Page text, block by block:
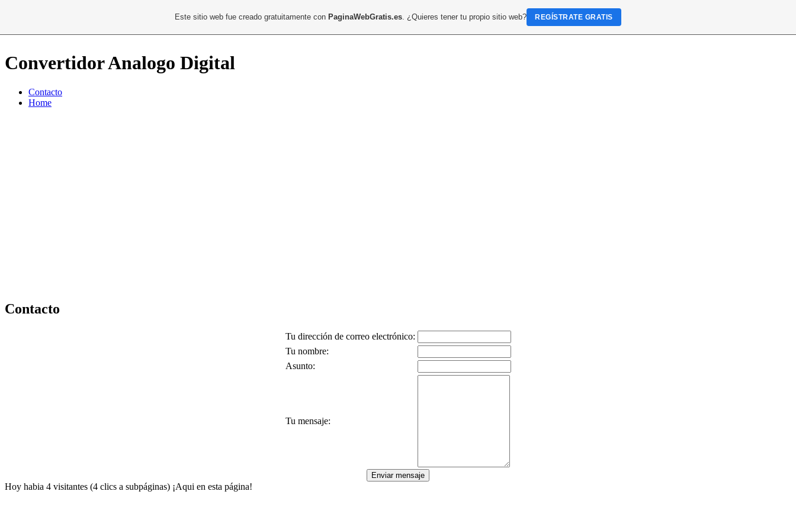
Convertidor Analogo Digital
Contacto
Home
Contacto
Tu dirección de correo electrónico:
Tu nombre:
Asunto:
Tu mensaje:
Hoy habia 4 visitantes (4 clics a subpáginas) ¡Aqui en esta página!
Este sitio web fue creado gratuitamente con PaginaWebGratis.es. ¿Quieres tener tu propio sitio web? REGÍSTRATE GRATIS